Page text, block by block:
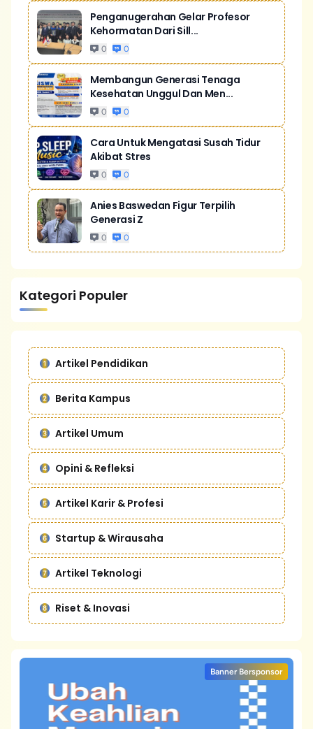
Penganugerahan Gelar Profesor
Kehormatan Dari Sill...
0 0
Membangun Generasi Tenaga
Kesehatan Unggul Dan Men...
0 0
Cara Untuk Mengatasi Susah Tidur
Akibat Stres
0 0
Anies Baswedan Figur Terpilih
Generasi Z
0 0
Kategori Populer
Artikel Pendidikan
Berita Kampus
Artikel Umum
Opini & Refleksi
Artikel Karir & Profesi
Startup & Wirausaha
Artikel Teknologi
Riset & Inovasi
Banner Bersponsor